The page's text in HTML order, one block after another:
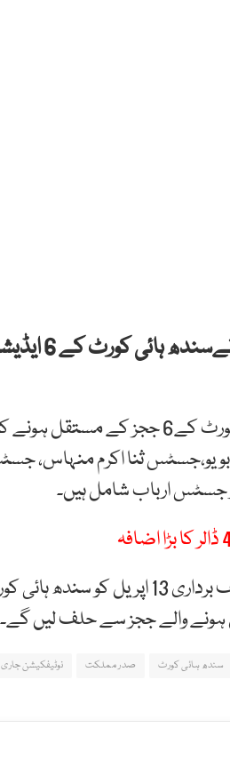
صدرمملکت
وزارت قانون کی جانب سے سندھ
ثنا اکرم منہاس،
ارباب شامل ہیں۔
مستقل ہونے والے ججز کی تقریب حلف
والے ججز سے حلف لیں گے۔
سندھ ہائی کورٹ صدر مملکت نوٹیفکیشن جاری